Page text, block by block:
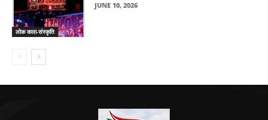
लोक कला-संस्कृति
JUNE 10, 2026